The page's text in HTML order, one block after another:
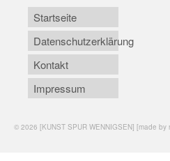
Startseite
Datenschutzerklärung
Kontakt
Impressum
© 2026 [KUNST SPUR WENNIGSEN] [made by